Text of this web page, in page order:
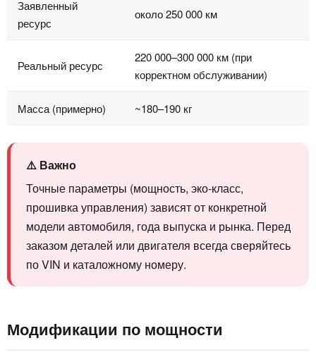
Заявленный
ресурс
около 250 000 км
Реальный ресурс
220 000–300 000 км (при
корректном обслуживании)
Масса (примерно) ~180–190 кг
⚠️ Важно
Точные параметры (мощность, эко‑класс,
прошивка управления) зависят от конкретной
модели автомобиля, года выпуска и рынка. Перед
заказом деталей или двигателя всегда сверяйтесь
по VIN и каталожному номеру.
Модификации по мощности